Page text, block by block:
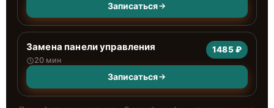
Записаться
Замена панели управления
20 мин
1485 ₽
Записаться